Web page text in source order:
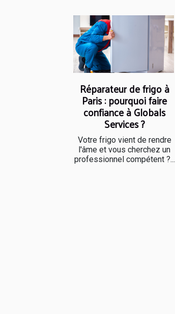
Réparateur de frigo à
Paris : pourquoi faire
confiance à Globals
Services ?
Votre frigo vient de rendre
l'âme et vous cherchez un
professionnel compétent ?...